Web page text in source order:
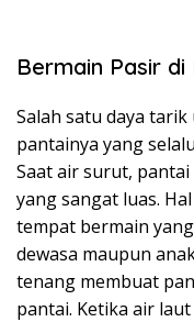
Bermain Pasir di
Salah satu daya
pantainya yang
Saat air surut,
yang sangat luas.
tempat bermain
dewasa maupun
tenang membuat
pantai. Ketika air